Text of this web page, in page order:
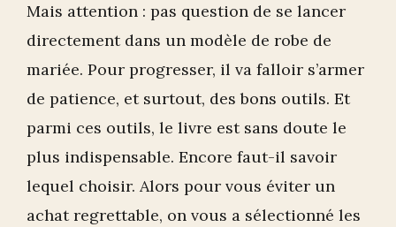
Mais attention : pas question de se lancer
directement dans un modèle de robe de
mariée. Pour progresser, il va falloir s’armer
de patience, et surtout, des bons outils. Et
parmi ces outils, le livre est sans doute le
plus indispensable. Encore faut-il savoir
lequel choisir. Alors pour vous éviter un
achat regrettable, on vous a sélectionné les